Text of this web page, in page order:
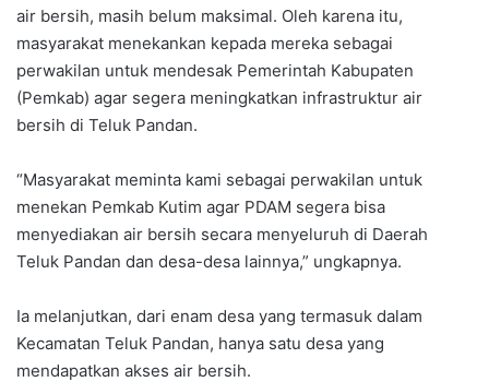
air bersih, masih belum maksimal. Oleh karena itu,
masyarakat menekankan kepada mereka sebagai
perwakilan untuk mendesak Pemerintah Kabupaten
(Pemkab) agar segera meningkatkan infrastruktur air
bersih di Teluk Pandan.
“Masyarakat meminta kami sebagai perwakilan untuk
menekan Pemkab Kutim agar PDAM segera bisa
menyediakan air bersih secara menyeluruh di Daerah
Teluk Pandan dan desa-desa lainnya,” ungkapnya.
Ia melanjutkan, dari enam desa yang termasuk dalam
Kecamatan Teluk Pandan, hanya satu desa yang
mendapatkan akses air bersih.